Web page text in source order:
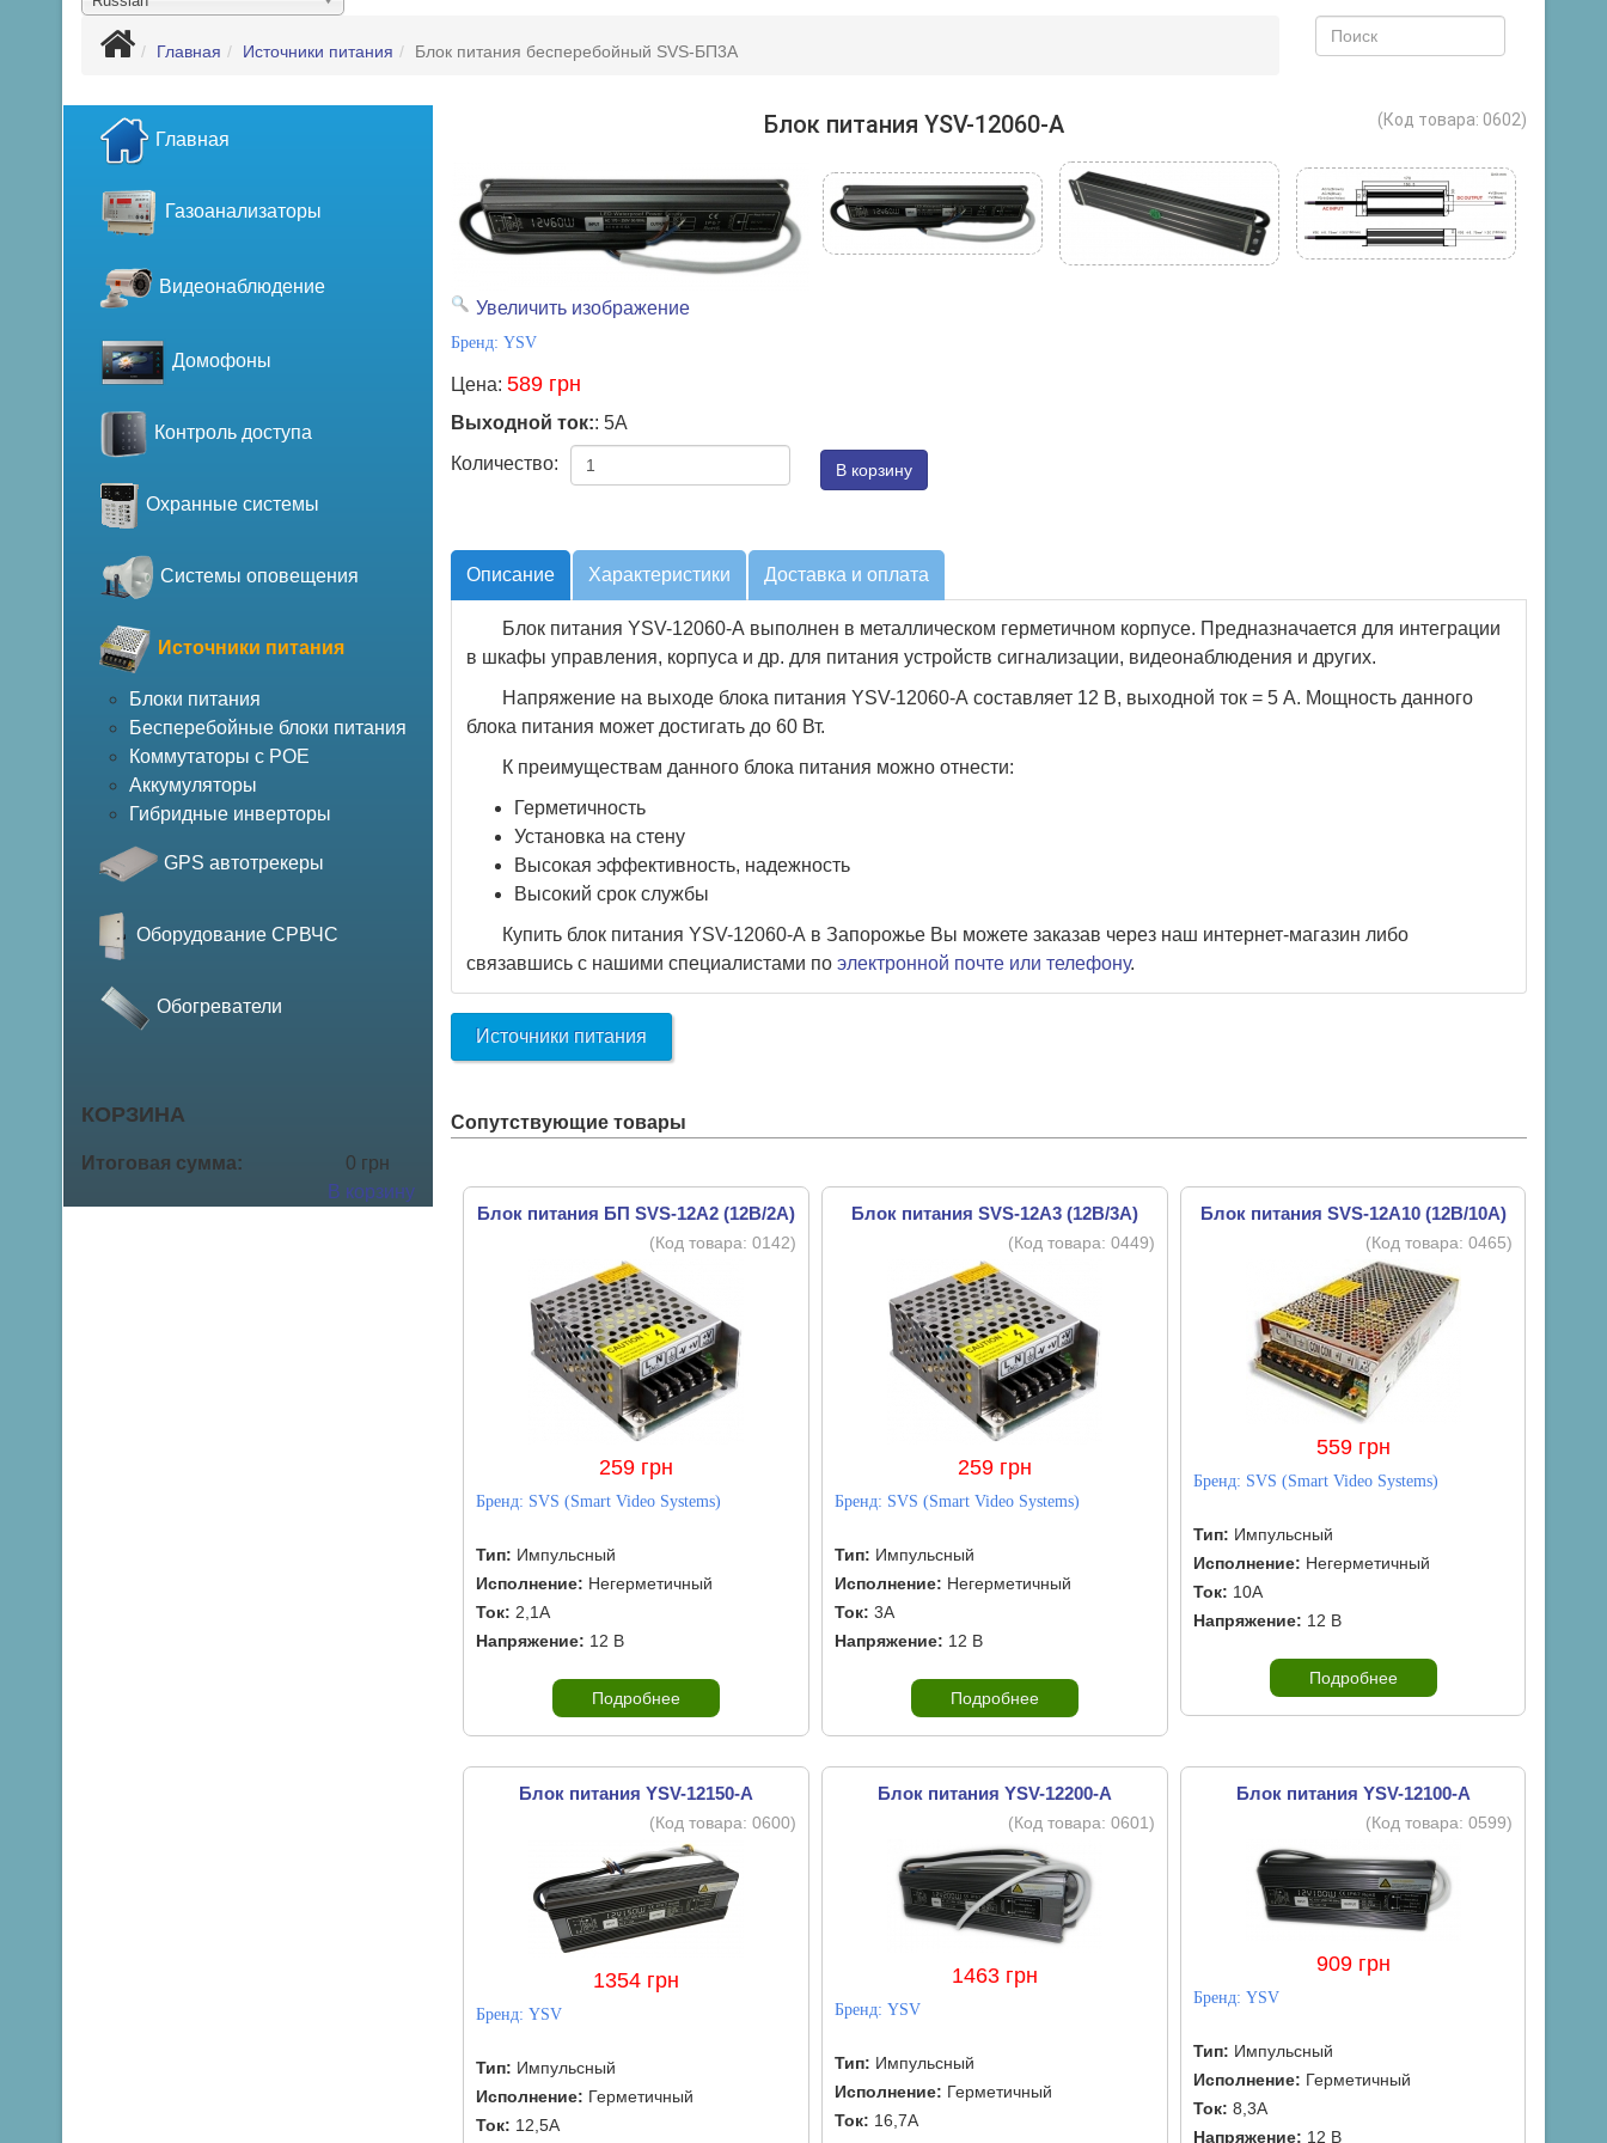
Главная Источники питания Блок питания бесперебойный SVS-БП3А
Главная
Газоанализаторы
Видеонаблюдение
Домофоны
Контроль доступа
Охранные системы
Системы оповещения
Источники питания
Блоки питания
Бесперебойные блоки питания
Коммутаторы с POE
Аккумуляторы
Гибридные инверторы
GPS автотрекеры
Оборудование СРВЧС
Обогреватели
КОРЗИНА
Итоговая сумма:
0 грн
В корзину
Блок питания YSV-12060-A (Код товара: 0602)
Увеличить изображение
Бренд:YSV
Цена:589 грн
Выходной ток::5А
Количество:
Описание Характеристики Доставка и оплата
Блок питания YSV-12060-A выполнен в металлическом герметичном корпусе. Предназначается для интеграции
в шкафы управления, корпуса и др. для питания устройств сигнализации, видеонаблюдения и других.
Напряжение на выходе блока питания YSV-12060-A составляет 12 В, выходной ток = 5 А. Мощность данного
блока питания может достигать до 60 Вт.
К преимуществам данного блока питания можно отнести:
Герметичность
Установка на стену
Высокая эффективность, надежность
Высокий срок службы
Купить блок питания YSV-12060-A в Запорожье Вы можете заказав через наш интернет-магазин либо
связавшись с нашими специалистами поэлектронной почте или телефону.
Источники питания
Сопутствующие товары
Блок питания БП SVS-12A2 (12В/2А)
(Код товара: 0142)
259 грн
Бренд: SVS (Smart Video Systems)
Тип: Импульсный
Исполнение: Негерметичный
Ток: 2,1А
Напряжение: 12 В
Подробнее
Блок питания SVS-12A3 (12В/3А)
(Код товара: 0449)
259 грн
Бренд: SVS (Smart Video Systems)
Тип: Импульсный
Исполнение: Негерметичный
Ток: 3А
Напряжение: 12 В
Подробнее
Блок питания SVS-12A10 (12В/10А)
(Код товара:0465)
559 грн
Бренд: SVS (Smart Video Systems)
Тип: Импульсный
Исполнение: Негерметичный
Ток: 10А
Напряжение: 12 В
Подробнее
Блок питания YSV-12150-A
(Код товара: 0600)
1354 грн
Бренд:YSV
Тип: Импульсный
Исполнение: Герметичный
Ток: 12,5А
Блок питания YSV-12200-A
(Код товара: 0601)
1463 грн
Бренд: YSV
Тип: Импульсный
Исполнение: Герметичный
Ток: 16,7А
Блок питания YSV-12100-A
(Код товара:0599)
909 грн
Бренд: YSV
Тип: Импульсный
Исполнение: Герметичный
Ток: 8,3А
Напряжение: 12 В